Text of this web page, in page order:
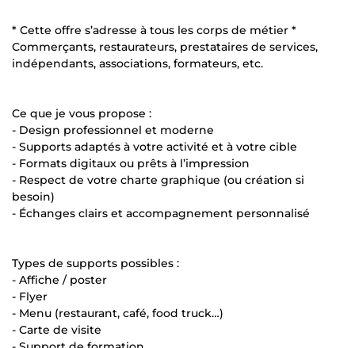
* Cette offre s’adresse à tous les corps de métier *
Commerçants, restaurateurs, prestataires de services,
indépendants, associations, formateurs, etc.
Ce que je vous propose :
- Design professionnel et moderne
- Supports adaptés à votre activité et à votre cible
- Formats digitaux ou prêts à l’impression
- Respect de votre charte graphique (ou création si
besoin)
- Échanges clairs et accompagnement personnalisé
Types de supports possibles :
- Affiche / poster
- Flyer
- Menu (restaurant, café, food truck…)
- Carte de visite